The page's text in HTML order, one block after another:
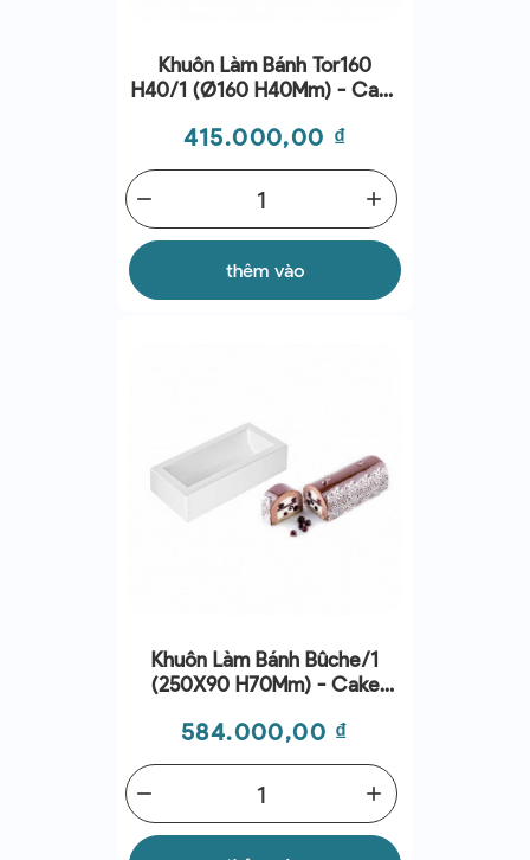
Khuôn Làm Bánh Tor160
H40/1 (Ø160 H40Mm) - Cake
Giá
415.000,00 ₫
add
remove
thêm vào
Khuôn Làm Bánh Bûche/1
(250X90 H70Mm) - Cake
Giá
584.000,00 ₫
add
remove